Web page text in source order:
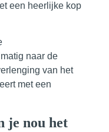
een heerlijke kop
naar de
van het
met een
je nou het